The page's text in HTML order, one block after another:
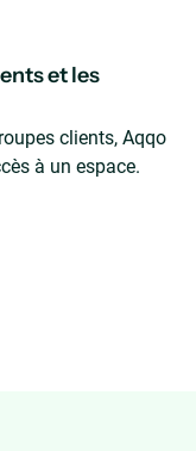
et les
clients, Aqqo
à un espace.